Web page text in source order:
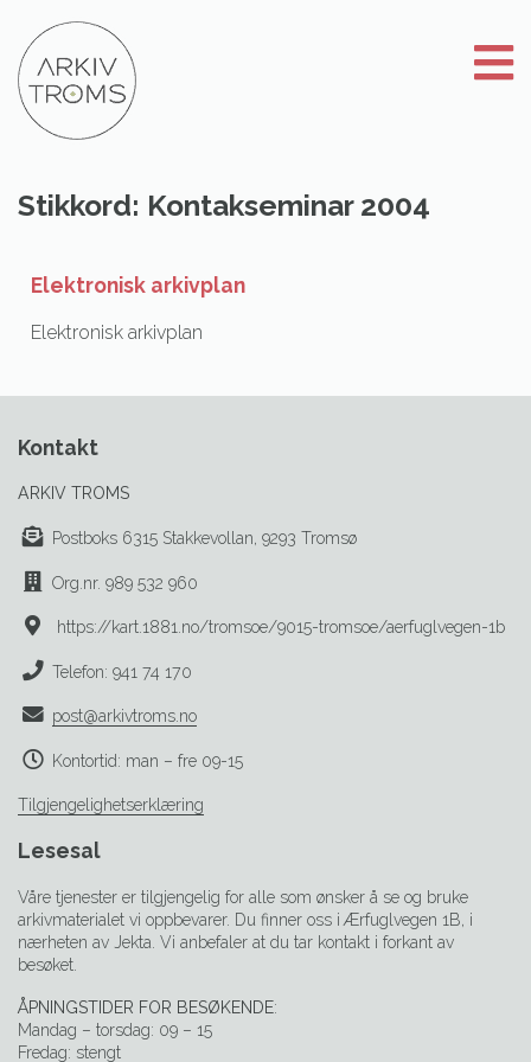
innhold
Stikkord: Kontakseminar 2004
Elektronisk arkivplan
Elektronisk arkivplan
Kontakt
ARKIV TROMS
Postboks 6315 Stakkevollan, 9293 Tromsø
Org.nr. 989 532 960
https://kart.1881.no/tromsoe/9015-tromsoe/aerfuglvegen-1b
Telefon: 941 74 170
post@arkivtroms.no
Kontortid: man – fre 09-15
Tilgjengelighetserklæring
Lesesal
Våre tjenester er tilgjengelig for alle som ønsker å se og bruke
arkivmaterialet vi oppbevarer. Du finner oss i Ærfuglvegen 1B, i
nærheten av Jekta. Vi anbefaler at du tar kontakt i forkant av
besøket.
ÅPNINGSTIDER FOR BESØKENDE:
Mandag – torsdag: 09 – 15
Fredag: stengt